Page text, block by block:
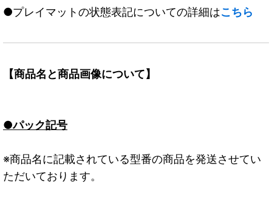
●プレイマットの状態表記についての詳細はこちら
【商品名と商品画像について】
●パック記号
※商品名に記載されている型番の商品を発送させてい
ただいております。